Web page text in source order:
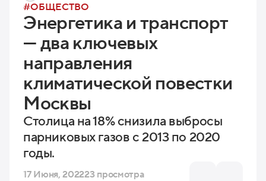
#ОБЩЕСТВО
Энергетика и транспорт
— два ключевых
направления
климатической повестки
Москвы
Столица на 18% снизила выбросы
парниковых газов с 2013 по 2020
годы.
17 Июня, 202223 просмотра